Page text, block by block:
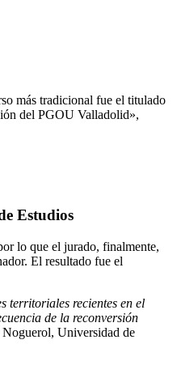
más tradicional fue el titulado
del PGOU Valladolid»,
Estudios
lo que el jurado, finalmente,
El resultado fue el
territoriales recientes en el
de la reconversión
Noguerol, Universidad de